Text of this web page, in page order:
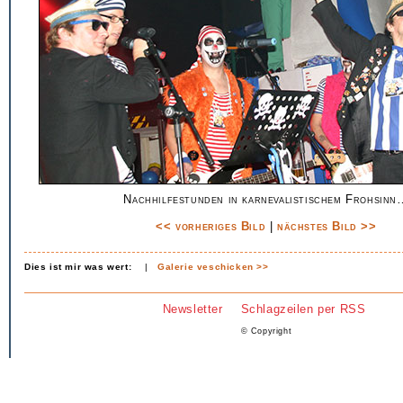
Nachhilfestunden in karnevalistischem
<< vorheriges Bild
nächstes Bild >>
Dies ist mir was wert: |Galerie veschicken >>
Newsletter Schlagzeilen per RSS
© Copyright